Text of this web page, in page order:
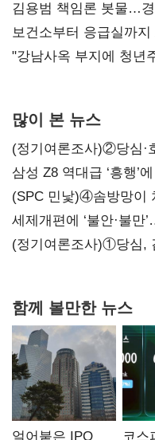
김용범 책임론 봇물…
보건소부터 응급실까
"강남사옥 부지에 청년
많이 본 뉴스
(정기여론조사)②당심·
삼성 Z8 역대급 ‘흥행’
대전’
(SPC 민낯)④솜방망이
세제개편에 ‘불안·불만
힘들어질 것"
(정기여론조사)①당심,
함께 볼만한 뉴스
얼어붙은 IPO
코스